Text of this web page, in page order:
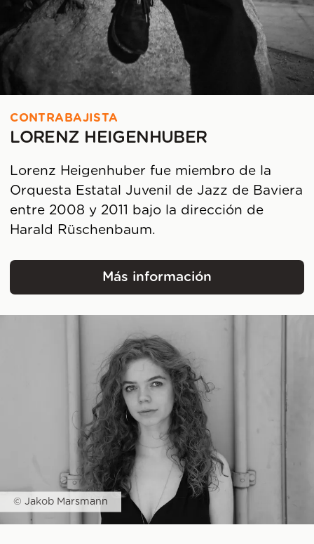
CONTRABAJISTA
LORENZ HEIGENHUBER
Lorenz Heigenhuber fue miembro de la
Orquesta Estatal Juvenil de Jazz de Baviera
entre 2008 y 2011 bajo la dirección de
Harald Rüschenbaum.
Más información
Lorenz Heigenhuber
© Jakob Marsmann